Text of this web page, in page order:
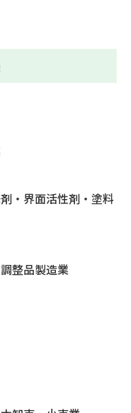
・界面活性剤・塗料
整品製造業